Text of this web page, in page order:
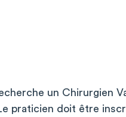
un Chirurgien
praticien doit être